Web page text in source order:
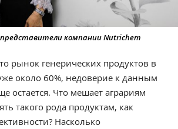
компании Nutriсhem
рынок генерических продуктов в
около 60%, недоверие к данным
остается. Что мешает аграриям
такого рода продуктам, как
Насколько